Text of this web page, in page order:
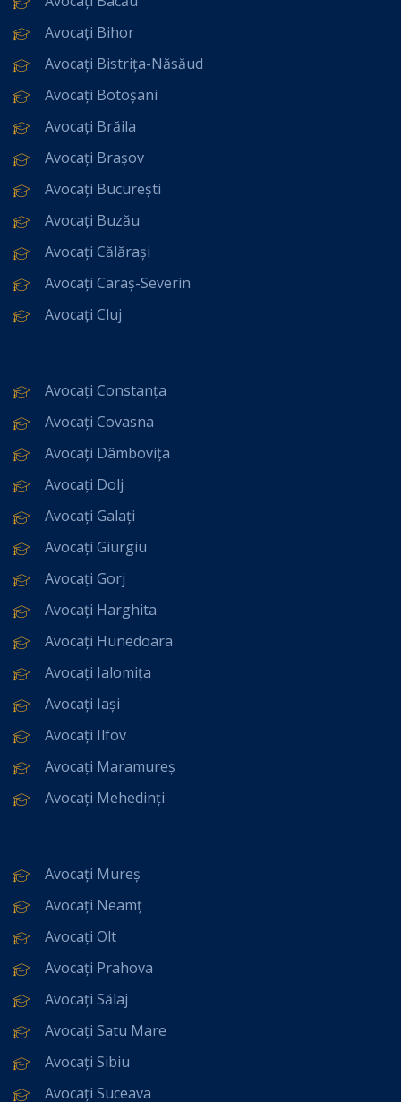
Avocați Bihor
Avocați Bistrița-Năsăud
Avocați Botoșani
Avocați Brăila
Avocați Brașov
Avocați București
Avocați Buzău
Avocați Călărași
Avocați Caraș-Severin
Avocați Cluj
Avocați Constanța
Avocați Covasna
Avocați Dâmbovița
Avocați Dolj
Avocați Galați
Avocați Giurgiu
Avocați Gorj
Avocați Harghita
Avocați Hunedoara
Avocați Ialomița
Avocați Iași
Avocați Ilfov
Avocați Maramureș
Avocați Mehedinți
Avocați Mureș
Avocați Neamț
Avocați Olt
Avocați Prahova
Avocați Sălaj
Avocați Satu Mare
Avocați Sibiu
Avocați Suceava